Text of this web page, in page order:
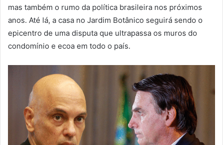
mas também o rumo da política brasileira nos próximos
anos. Até lá, a casa no Jardim Botânico seguirá sendo o
epicentro de uma disputa que ultrapassa os muros do
condomínio e ecoa em todo o país.